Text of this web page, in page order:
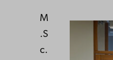
M
.S
c.